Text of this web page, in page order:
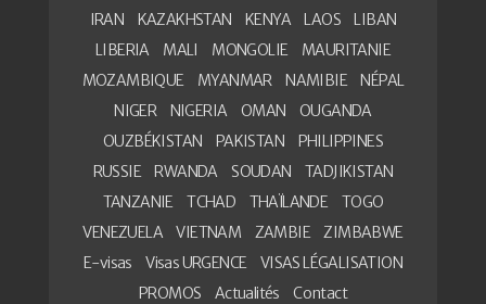
IRAN
KAZAKHSTAN KENYA LAOS
LIBAN
LIBERIA
MALI MONGOLIE
MAURITANIE
MOZAMBIQUE
MYANMAR NAMIBIE
NÉPAL
NIGER
NIGERIA OMAN
OUGANDA
OUZBÉKISTAN
PAKISTAN
PHILIPPINES
RUSSIE
RWANDA SOUDAN
TADJIKISTAN
TANZANIE
TCHAD THAÏLANDE
TOGO
VENEZUELA
VIETNAM ZAMBIE
ZIMBABWE
E-visas
Visas URGENCE
VISAS LÉGALISATION
PROMOS
Actualités Contact